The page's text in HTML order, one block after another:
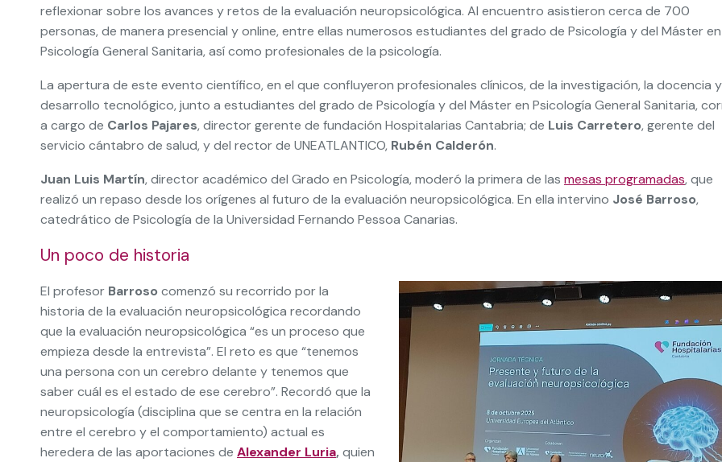
reflexionar sobre los avances y retos de la evaluación neuropsicológica. Al encuentro asistieron cerca de 700
personas, de manera presencial y online, entre ellas numerosos estudiantes del grado de Psicología y del Máster en
Psicología General Sanitaria, así como profesionales de la psicología.
La apertura de este evento científico, en el que confluyeron profesionales clínicos, de la investigación, la docencia
desarrollo tecnológico, junto a estudiantes del grado de Psicología y del Máster en Psicología General Sanitaria,
a cargo de Carlos Pajares, director gerente de fundación Hospitalarias Cantabria; de Luis Carretero, gerente del
servicio cántabro de salud, y del rector de UNEATLANTICO, Rubén Calderón.
Juan Luis Martín, director académico del Grado en Psicología, moderó la primera de las mesas programadas, que
realizó un repaso desde los orígenes al futuro de la evaluación neuropsicológica. En ella intervino José Barroso,
catedrático de Psicología de la Universidad Fernando Pessoa Canarias.
Un poco de historia
El profesor Barroso comenzó su recorrido por la
historia de la evaluación neuropsicológica recordando
que la evaluación neuropsicológica “es un proceso que
empieza desde la entrevista”. El reto es que “tenemos
una persona con un cerebro delante y tenemos que
saber cuál es el estado de ese cerebro”. Recordó que la
neuropsicología (disciplina que se centra en la relación
entre el cerebro y el comportamiento) actual es
heredera de las aportaciones de Alexander Luria, quien